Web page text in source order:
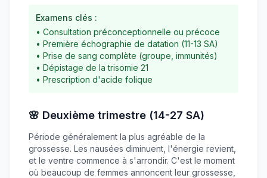
Examens clés :
• Consultation préconceptionnelle ou précoce
• Première échographie de datation (11-13 SA)
• Prise de sang complète (groupe, immunités)
• Dépistage de la trisomie 21
• Prescription d'acide folique
🌸 Deuxième trimestre (14-27 SA)
Période généralement la plus agréable de la
grossesse. Les nausées diminuent, l'énergie revient,
et le ventre commence à s'arrondir. C'est le moment
où beaucoup de femmes annoncent leur grossesse,